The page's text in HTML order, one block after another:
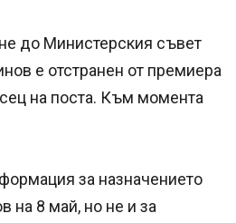
до Министерския съвет
е отстранен от премиера
на поста. Към момента
за назначението
на 8 май, но не и за